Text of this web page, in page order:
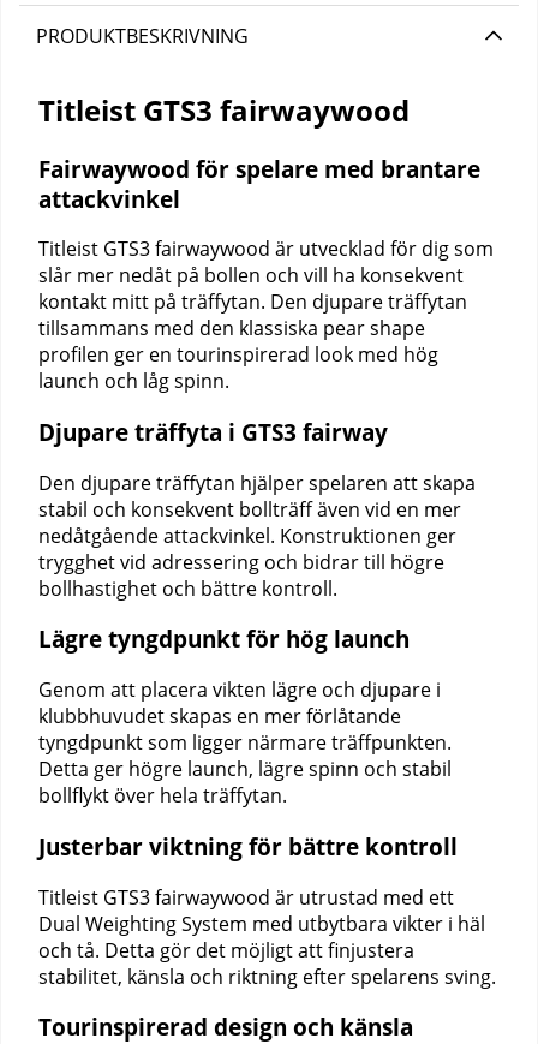
PRODUKTBESKRIVNING
Titleist GTS3 fairwaywood
Fairwaywood för spelare med brantare
attackvinkel
Titleist GTS3 fairwaywood är utvecklad för dig som
slår mer nedåt på bollen och vill ha konsekvent
kontakt mitt på träffytan. Den djupare träffytan
tillsammans med den klassiska pear shape
profilen ger en tourinspirerad look med hög
launch och låg spinn.
Djupare träffyta i GTS3 fairway
Den djupare träffytan hjälper spelaren att skapa
stabil och konsekvent bollträff även vid en mer
nedåtgående attackvinkel. Konstruktionen ger
trygghet vid adressering och bidrar till högre
bollhastighet och bättre kontroll.
Lägre tyngdpunkt för hög launch
Genom att placera vikten lägre och djupare i
klubbhuvudet skapas en mer förlåtande
tyngdpunkt som ligger närmare träffpunkten.
Detta ger högre launch, lägre spinn och stabil
bollflykt över hela träffytan.
Justerbar viktning för bättre kontroll
Titleist GTS3 fairwaywood är utrustad med ett
Dual Weighting System med utbytbara vikter i häl
och tå. Detta gör det möjligt att finjustera
stabilitet, känsla och riktning efter spelarens sving.
Tourinspirerad design och känsla